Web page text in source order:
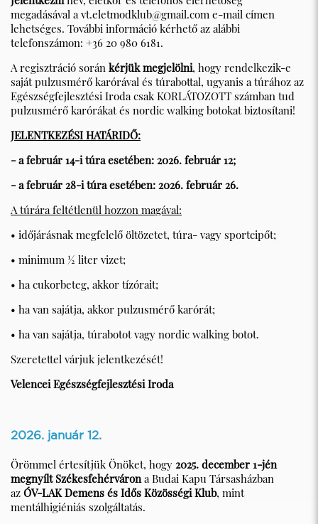
megadásával avt.eletmodklub@gmail.com e-mail címen
lehetséges. További információ kérhető az alábbi
telefonszámon: +36 20 980 6181.
A regisztráció során kérjük megjelölni, hogy rendelkezik-e
saját pulzusmérő karórával és túrabottal, ugyanis a túrához az
Egészségfejlesztési Iroda csak KORLÁTOZOTT számban tud
pulzusmérő karórákat és nordic walking botokat biztosítani!
JELENTKEZÉSI HATÁRIDŐ:
- a február 14-i túra esetében: 2026. február 12;
- a február 28-i túra esetében: 2026. február 26.
A túrára feltétlenül hozzon magával:
• időjárásnak megfelelő öltözetet, túra- vagy sportcipőt;
• minimum ½ liter vizet;
• ha cukorbeteg, akkor tízórait;
• ha van sajátja, akkor pulzusmérő karórát;
• ha van sajátja, túrabotot vagy nordic walking botot.
Szeretettel várjuk jelentkezését!
Velencei Egészségfejlesztési Iroda
2026. január 12.
Örömmel értesítjük Önöket, hogy 2025. december 1-jén
megnyílt Székesfehérvárona Budai Kapu Társasházban
az ÓV-LAK Demens és Idős Közösségi Klub, mint
mentálhigiéniás szolgáltatás.